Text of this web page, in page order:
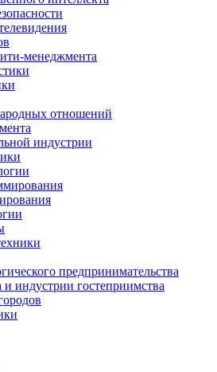
менеджмента
отношений
индустрии
предпринимательства
и индустрии гостеприимства